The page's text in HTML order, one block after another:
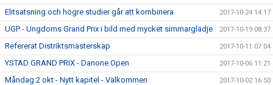
Elitsatsning och högre studier går att kombinera 2017-10-24 14:17
UGP - Ungdoms Grand Prix i bild med mycket simmarglädje 2017-10-19 08:37
Refererat Distriktsmästerskap 2017-10-11 07:04
YSTAD GRAND PRIX - Danone Open 2017-10-06 11:21
Måndag 2 okt - Nytt kapitel - Välkommen 2017-10-02 16:50